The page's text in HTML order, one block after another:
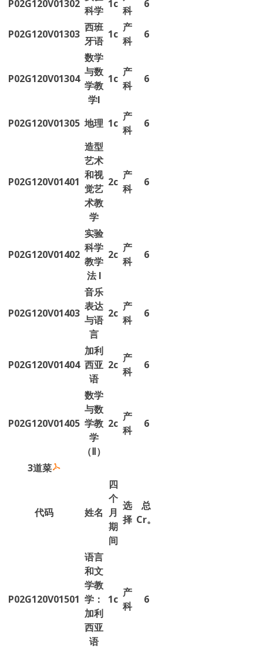
P02G120V01302
科学
1c
科
6
P02G120V01303
西班
牙语
1c
产
科
6
P02G120V01304
数学
与数
学教
学I
1c
产
科
6
P02G120V01305 地理 1c
产
科
6
P02G120V01401
造型
艺术
和视
觉艺
术教
学
2c
产
科
6
P02G120V01402
实验
科学
教学
法 I
2c
产
科
6
P02G120V01403
音乐
表达
与语
言
2c
产
科
6
P02G120V01404
加利
西亚
语
2c
产
科
6
P02G120V01405
数学
与数
学教
学
（Ⅱ）
2c
产
科
6
3道菜
代码 姓名
四
个
月
期
间
选
择
总
Cr。
P02G120V01501
语言
和文
学教
学：
加利
西亚
语
1c
产
科
6